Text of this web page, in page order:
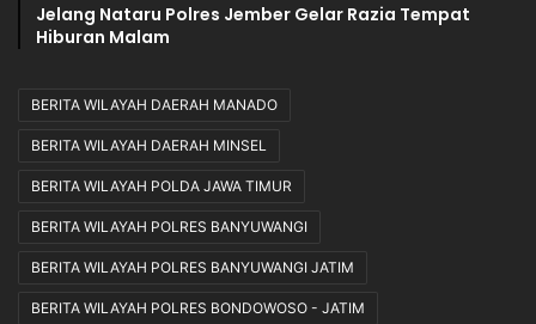
Jelang Nataru Polres Jember Gelar Razia Tempat
Hiburan Malam
BERITA WILAYAH DAERAH MANADO
BERITA WILAYAH DAERAH MINSEL
BERITA WILAYAH POLDA JAWA TIMUR
BERITA WILAYAH POLRES BANYUWANGI
BERITA WILAYAH POLRES BANYUWANGI JATIM
BERITA WILAYAH POLRES BONDOWOSO - JATIM